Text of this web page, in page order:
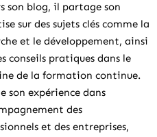
son blog, il partage son
sur des sujets clés comme la
et le développement, ainsi
conseils pratiques dans le
de la formation continue.
son expérience dans
des
et des entreprises,